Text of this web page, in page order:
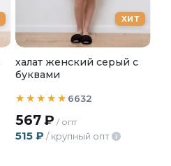
ХИТ
халат женский серый с
буквами
6632
567₽ / опт
515 ₽ / крупный опт i